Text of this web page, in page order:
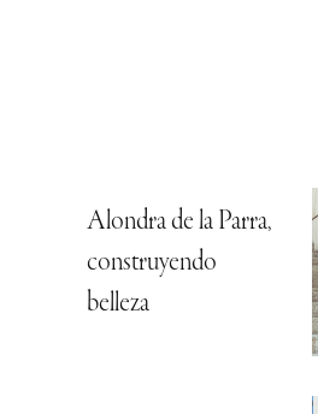
Alondra de la Parra,
construyendo
belleza